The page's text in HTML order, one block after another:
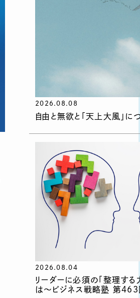
2026.08.08
自由と無欲と「天上大風」に
2026.08.04
リーダーに必須の「整理する
は〜ビジネス戦略塾 第463